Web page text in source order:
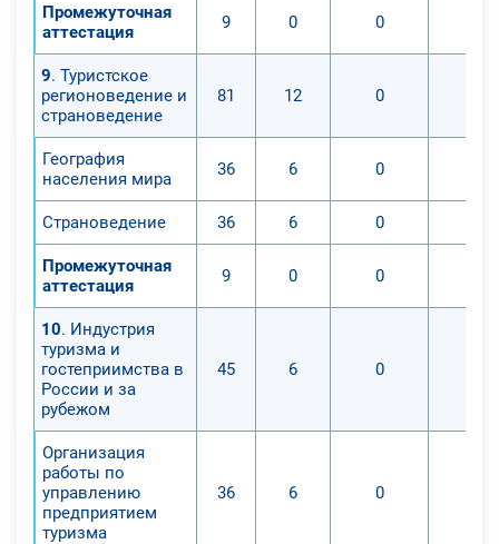
Промежуточная
аттестация
9 0 0
9. Туристское
регионоведение и
страноведение
81 12 0
География
населения мира
36 6 0
Страноведение 36 6 0
Промежуточная
аттестация
9 0 0
10. Индустрия
туризма и
гостеприимства в
России и за
рубежом
45 6 0
Организация
работы по
управлению
предприятием
туризма
36 6 0